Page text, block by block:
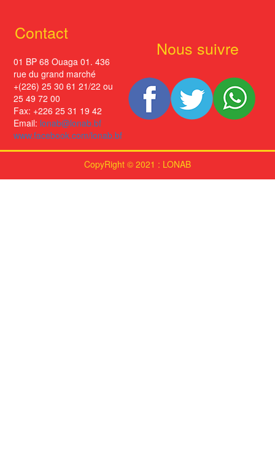
Contact
01 BP 68 Ouaga 01. 436
rue du grand marché
+(226) 25 30 61 21/22 ou
25 49 72 00
Fax: +226 25 31 19 42
Email: lonab@lonab.bf
www.facebook.com/lonab.bf
Nous suivre
CopyRight © 2021 : LONAB